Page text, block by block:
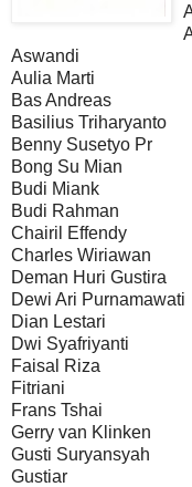
Aswandi
Aulia Marti
Bas Andreas
Basilius Triharyanto
Benny Susetyo Pr
Bong Su Mian
Budi Miank
Budi Rahman
Chairil Effendy
Charles Wiriawan
Deman Huri Gustira
Dewi Ari Purnamawati
Dian Lestari
Dwi Syafriyanti
Faisal Riza
Fitriani
Frans Tshai
Gerry van Klinken
Gusti Suryansyah
Gustiar